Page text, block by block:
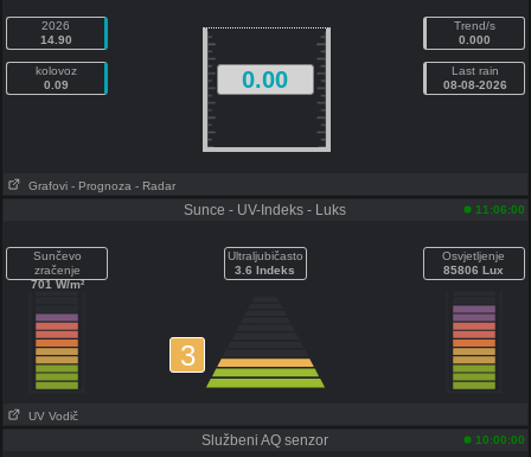
2026
14.90
kolovoz
0.09
0.00
Trend/s
0.000
Last rain
08-08-2026
Grafovi - Prognoza - Radar
Sunce - UV-Indeks - Luks 11:06:00
Sunčevo
zračenje
701 W/m²
Ultraljubičasto
3.6 Indeks
3
Osvjetljenje
85806 Lux
UV Vodič
Službeni AQ senzor 10:00:00